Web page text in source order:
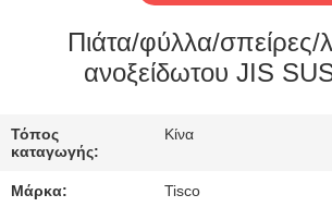
ΓΎΡΟΣ
ΕΡΓΟΣΤΑΣΊΩΝ
ΠΟΙΟΤΙΚΌΣ
ΈΛΕΓΧΟΣ
Πιάτα/φύλλα/σπείρες/
ανοξείδωτου JIS
Τόπος
καταγωγής:
Κίνα
Μάρκα: Tisco